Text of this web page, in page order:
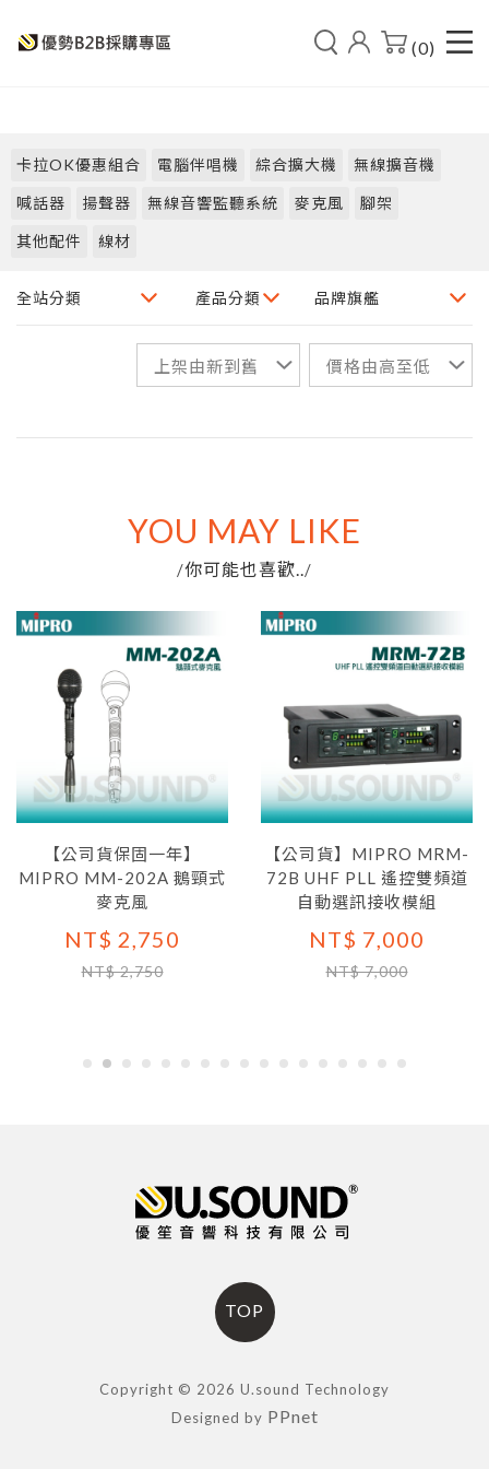
(0)
卡拉OK優惠組合 電腦伴唱機 綜合擴大機 無線擴音機
喊話器 揚聲器 無線音響監聽系統 麥克風 腳架
其他配件 線材
YOU MAY LIKE
/你可能也喜歡../
【公司貨保固一年】
MIPRO MM-202A 鵝頸式
麥克風
NT$ 2,750
NT$ 2,750
【公司貨】MIPRO MRM-
72B UHF PLL 遙控雙頻道
自動選訊接收模組
NT$ 7,000
NT$ 7,000
TOP
Copyright © 2026 U.sound Technology
Designed by PPnet